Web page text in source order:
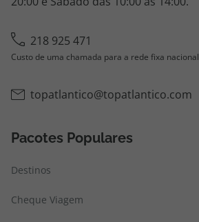
218 925 471
Custo de uma chamada para a rede fixa nacional
topatlantico@topatlantico.com
Pacotes Populares
Destinos
Cheque Viagem